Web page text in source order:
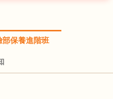
部保養進階班